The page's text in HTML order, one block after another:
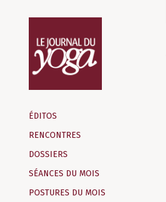
d‘information
indépendant
ÉDITOS
RENCONTRES
DOSSIERS
SÉANCES DU MOIS
POSTURES DU MOIS